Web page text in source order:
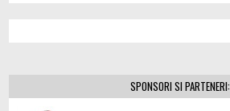
SPONSORI SI PARTENERI: